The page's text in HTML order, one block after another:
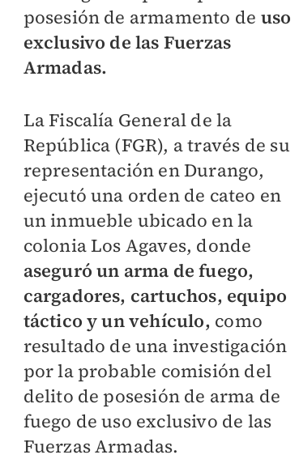
posesión de armamento de uso
exclusivo de las Fuerzas
Armadas.
La Fiscalía General de la
República (FGR), a través de su
representación en Durango,
ejecutó una orden de cateo en
un inmueble ubicado en la
colonia Los Agaves, donde
aseguró un arma de fuego,
cargadores, cartuchos, equipo
táctico y un vehículo, como
resultado de una investigación
por la probable comisión del
delito de posesión de arma de
fuego de uso exclusivo de las
Fuerzas Armadas.